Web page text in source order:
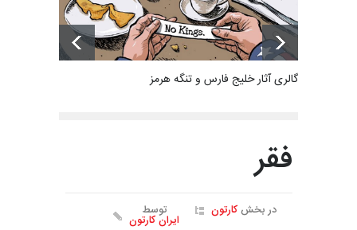
گالری آثار خلیج فارس و تنگه هرمز
فقر
در بخشکارتون توسط
ایران کارتون